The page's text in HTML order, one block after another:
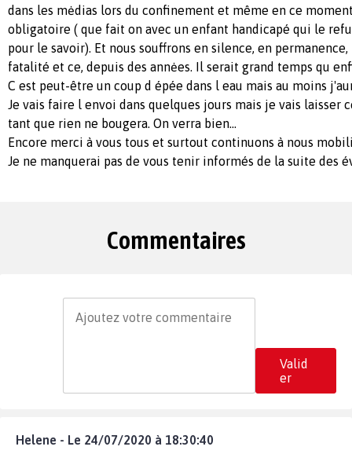
dans les mėdias lors du confinement et même en ce
obligatoire ( que fait on avec un enfant handicapé qui le
pour le savoir). Et nous souffrons en silence, en
fatalité et ce, depuis des annėes. Il serait grand temps qu
C est peut-être un coup d épée dans l eau mais au moins
Je vais faire l envoi dans quelques jours mais je vais
tant que rien ne bougera. On verra bien...
Encore merci à vous tous et surtout continuons à nous
Je ne manquerai pas de vous tenir informés de la suite des
Commentaires
Valid
er
Helene - Le 24/07/2020 à 18:30:40